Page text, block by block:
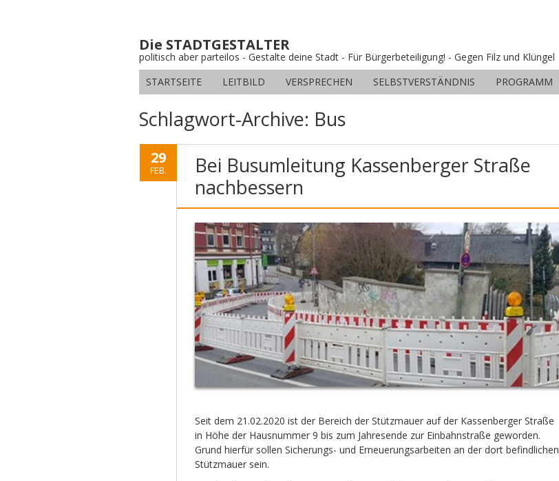
Die STADTGESTALTER
politisch aber parteilos - Gestalte deine Stadt - Für Bürgerbeteiligung! - Gegen Filz und Klüngel
STARTSEITE
LEITBILD VERSPRECHEN SELBSTVERSTÄNDNIS PROGRAMM
Schlagwort-Archive: Bus
29
FEB.
Bei Busumleitung Kassenberger Straße
nachbessern
Seit dem 21.02.2020 ist der Bereich der Stützmauer auf der Kassenberger Straße
in Höhe der Hausnummer 9 bis zum Jahresende zur Einbahnstraße geworden.
Grund hierfür sollen Sicherungs- und Erneuerungsarbeiten an der dort befindlichen
Stützmauer sein.